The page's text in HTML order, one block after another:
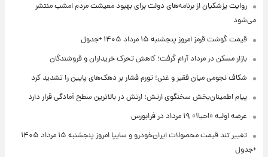
روایت پزشکیان از برنامه‌های دولت برای بهبود معیشت مردم امشب منتشر
می‌شود
قیمت گوشت قرمز امروز پنجشنبه ۱۵ مرداد ۱۴۰۵ +جدول
بازار مسکن در مرداد آرام گرفت؛ کاهش تحرک خریداران و فروشندگان
شکاف نجومی میان فقیر و غنی؛ تورم فشار بر دهک‌های پایین را تشدید کرد
پیام اطمینان‌بخش سخنگوی ارتش: ارتش در بالاترین سطح آمادگی قرار دارد
عرضه اولیه «احیا۱» ۱۹ مرداد در فرابورس
تغییر تند قیمت محصولات ایران‌خودرو و سایپا امروز پنجشنبه ۱۵ مرداد ۱۴۰۵
+جدول